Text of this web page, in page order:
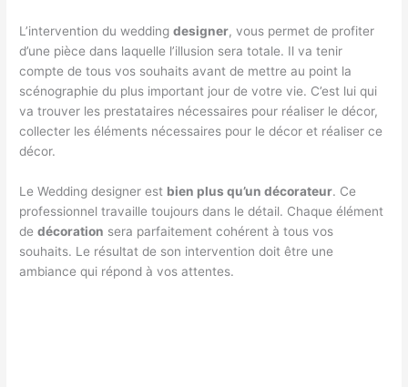
L’intervention du weddingdesigner, vous permet de profiter
d’une pièce dans laquelle l’illusion sera totale. Il va tenir
compte de tous vos souhaits avant de mettre au point la
scénographie du plus important jour de votre vie. C’est lui qui
va trouver les prestataires nécessaires pour réaliser le décor,
collecter les éléments nécessaires pour le décor et réaliser ce
décor.
Le Wedding designer est bien plus qu’un décorateur. Ce
professionnel travaille toujours dans le détail. Chaque élément
dedécoration sera parfaitement cohérent à tous vos
souhaits. Le résultat de son intervention doit être une
ambiance qui répond à vos attentes.